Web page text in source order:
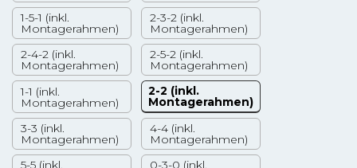
1-5-1 (inkl.
Montagerahmen)
2-3-2 (inkl.
Montagerahmen)
2-4-2 (inkl.
Montagerahmen)
2-5-2 (inkl.
Montagerahmen)
1-1 (inkl.
Montagerahmen)
2-2 (inkl.
Montagerahmen)
3-3 (inkl.
Montagerahmen)
4-4 (inkl.
Montagerahmen)
5-5 (inkl.
0-3-0 (inkl.